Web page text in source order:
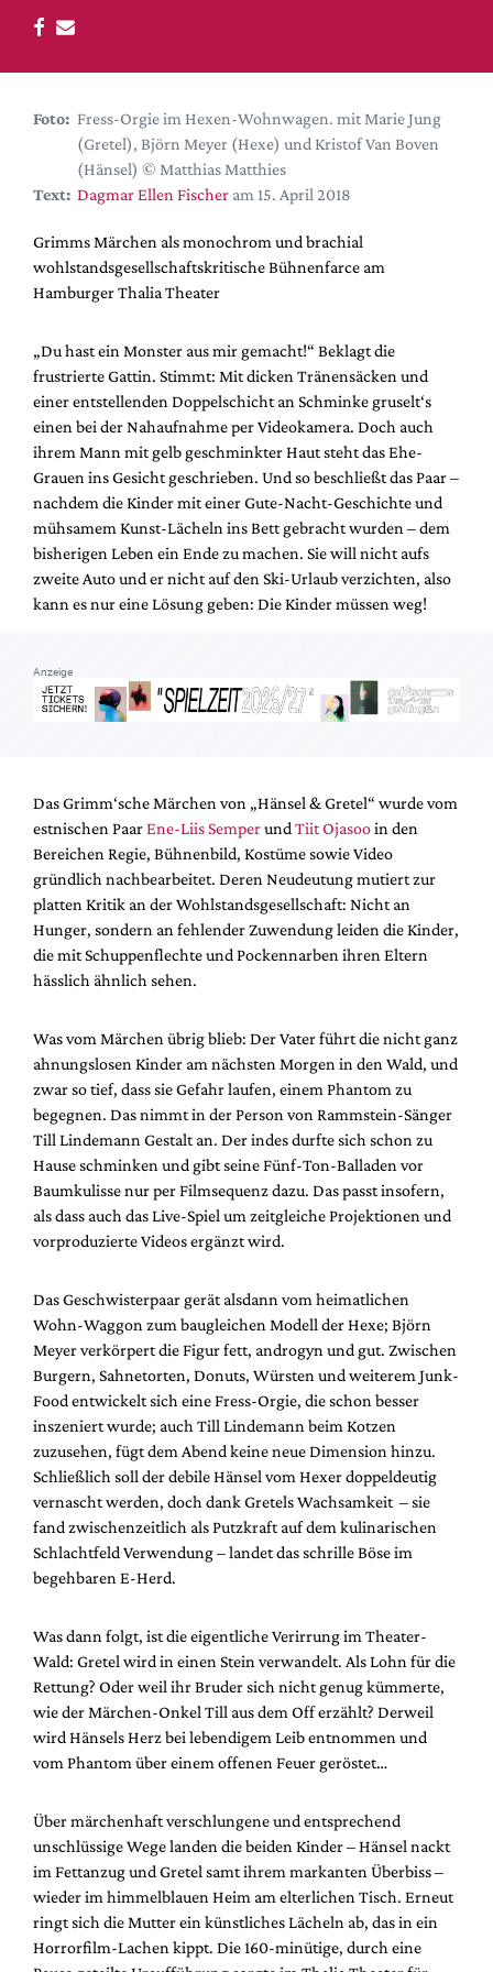
DdB-map
Festival-Planer
Hefte
Alle Hefte
Leseproben
Podcast
Service
Shop / Abo
Newsletter
Redaktion
Autor:innen
Partner
Mediadaten
Suche
Foto: Fress-Orgie im Hexen-Wohnwagen. mit Marie Jung
(Gretel), Björn Meyer (Hexe) und Kristof Van Boven
(Hänsel) © Matthias Matthies
Text: Dagmar Ellen Fischer am 15. April 2018
Grimms Märchen als monochrom und brachial
wohlstandsgesellschaftskritische Bühnenfarce am
Hamburger Thalia Theater
„Du hast ein Monster aus mir gemacht!“ Beklagt die
frustrierte Gattin. Stimmt: Mit dicken Tränensäcken und
einer entstellenden Doppelschicht an Schminke gruselt‘s
einen bei der Nahaufnahme per Videokamera. Doch auch
ihrem Mann mit gelb geschminkter Haut steht das Ehe-
Grauen ins Gesicht geschrieben. Und so beschließt das Paar –
nachdem die Kinder mit einer Gute-Nacht-Geschichte und
mühsamem Kunst-Lächeln ins Bett gebracht wurden – dem
bisherigen Leben ein Ende zu machen. Sie will nicht aufs
zweite Auto und er nicht auf den Ski-Urlaub verzichten, also
kann es nur eine Lösung geben: Die Kinder müssen weg!
Anzeige
Das Grimm‘sche Märchen von „Hänsel & Gretel“ wurde vom
estnischen PaarEne-Liis Semperund Tiit Ojasooin den
Bereichen Regie, Bühnenbild, Kostüme sowie Video
gründlich nachbearbeitet. Deren Neudeutung mutiert zur
platten Kritik an der Wohlstandsgesellschaft: Nicht an
Hunger, sondern an fehlender Zuwendung leiden die Kinder,
die mit Schuppenflechte und Pockennarben ihren Eltern
hässlich ähnlich sehen.
Was vom Märchen übrig blieb: Der Vater führt die nicht ganz
ahnungslosen Kinder am nächsten Morgen in den Wald, und
zwar so tief, dass sie Gefahr laufen, einem Phantom zu
begegnen. Das nimmt in der Person von Rammstein-Sänger
Till Lindemann Gestalt an. Der indes durfte sich schon zu
Hause schminken und gibt seine Fünf-Ton-Balladen vor
Baumkulisse nur per Filmsequenz dazu. Das passt insofern,
als dass auch das Live-Spiel um zeitgleiche Projektionen und
vorproduzierte Videos ergänzt wird.
Das Geschwisterpaar gerät alsdann vom heimatlichen
Wohn-Waggon zum baugleichen Modell der Hexe; Björn
Meyer verkörpert die Figur fett, androgyn und gut. Zwischen
Burgern, Sahnetorten, Donuts, Würsten und weiterem Junk-
Food entwickelt sich eine Fress-Orgie, die schon besser
inszeniert wurde; auch Till Lindemann beim Kotzen
zuzusehen, fügt dem Abend keine neue Dimension hinzu.
Schließlich soll der debile Hänsel vom Hexer doppeldeutig
vernascht werden, doch dank Gretels Wachsamkeit – sie
fand zwischenzeitlich als Putzkraft auf dem kulinarischen
Schlachtfeld Verwendung – landet das schrille Böse im
begehbaren E-Herd.
Was dann folgt, ist die eigentliche Verirrung im Theater-
Wald: Gretel wird in einen Stein verwandelt. Als Lohn für die
Rettung? Oder weil ihr Bruder sich nicht genug kümmerte,
wie der Märchen-Onkel Till aus dem Off erzählt? Derweil
wird Hänsels Herz bei lebendigem Leib entnommen und
vom Phantom über einem offenen Feuer geröstet…
Über märchenhaft verschlungene und entsprechend
unschlüssige Wege landen die beiden Kinder – Hänsel nackt
im Fettanzug und Gretel samt ihrem markanten Überbiss –
wieder im himmelblauen Heim am elterlichen Tisch. Erneut
ringt sich die Mutter ein künstliches Lächeln ab, das in ein
Horrorfilm-Lachen kippt. Die 160-minütige, durch eine